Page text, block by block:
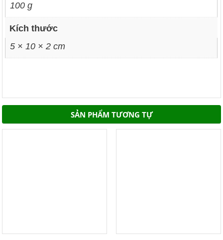
100 g
Kích thước
5 × 10 × 2 cm
SẢN PHẨM TƯƠNG TỰ